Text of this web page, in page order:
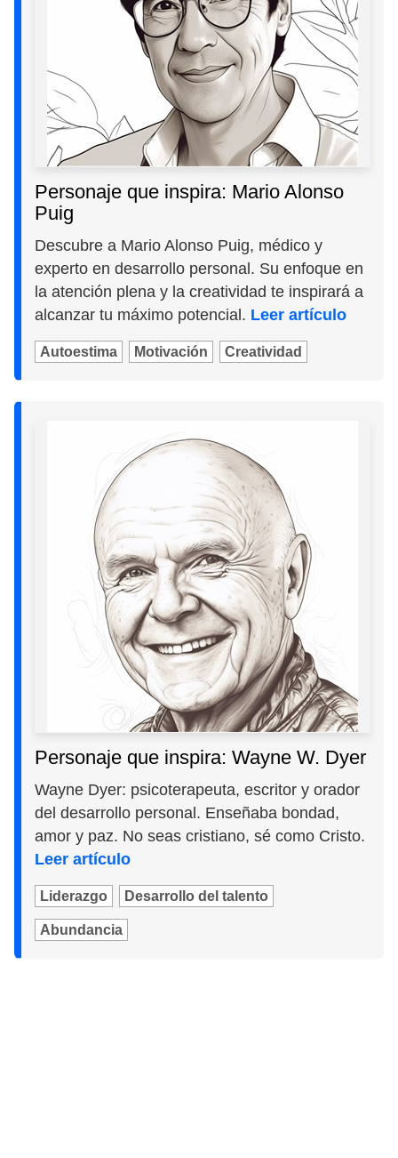
Personaje que inspira: Mario Alonso
Puig
Descubre a Mario Alonso Puig, médico y
experto en desarrollo personal. Su enfoque en
la atención plena y la creatividad te inspirará a
alcanzar tu máximo potencial. Leer artículo
Autoestima Motivación Creatividad
Personaje que inspira: Wayne W. Dyer
Wayne Dyer: psicoterapeuta, escritor y orador
del desarrollo personal. Enseñaba bondad,
amor y paz. No seas cristiano, sé como Cristo.
Leer artículo
Liderazgo Desarrollo del talento
Abundancia